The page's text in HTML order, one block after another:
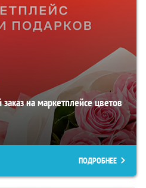
на маркетплейсе цветов
ПОДРОБНЕЕ